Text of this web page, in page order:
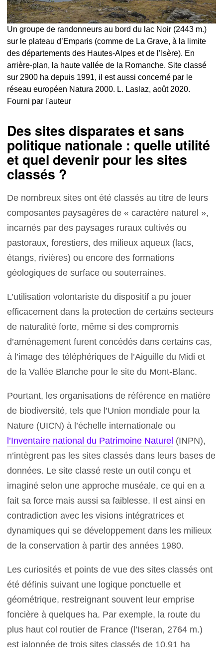
Un groupe de randonneurs au bord du lac Noir (2443 m.)
sur le plateau d’Emparis (comme de La Grave, à la limite
des départements des Hautes-Alpes et de l’Isère). En
arrière-plan, la haute vallée de la Romanche. Site classé
sur 2900 ha depuis 1991, il est aussi concerné par le
réseau européen Natura 2000. L. Laslaz, août 2020.
Fourni par l'auteur
Des sites disparates et sans
politique nationale : quelle utilité
et quel devenir pour les sites
classés ?
De nombreux sites ont été classés au titre de leurs
composantes paysagères de « caractère naturel »,
incarnés par des paysages ruraux cultivés ou
pastoraux, forestiers, des milieux aqueux (lacs,
étangs, rivières) ou encore des formations
géologiques de surface ou souterraines.
L’utilisation volontariste du dispositif a pu jouer
efficacement dans la protection de certains secteurs
de naturalité forte, même si des compromis
d’aménagement furent concédés dans certains cas,
à l’image des téléphériques de l’Aiguille du Midi et
de la Vallée Blanche pour le site du Mont-Blanc.
Pourtant, les organisations de référence en matière
de biodiversité, tels que l’Union mondiale pour la
Nature (UICN) à l’échelle internationale ou
l’Inventaire national du Patrimoine Naturel (INPN),
n’intègrent pas les sites classés dans leurs bases de
données. Le site classé reste un outil conçu et
imaginé selon une approche muséale, ce qui en a
fait sa force mais aussi sa faiblesse. Il est ainsi en
contradiction avec les visions intégratrices et
dynamiques qui se développement dans les milieux
de la conservation à partir des années 1980.
Les curiosités et points de vue des sites classés ont
été définis suivant une logique ponctuelle et
géométrique, restreignant souvent leur emprise
foncière à quelques ha. Par exemple, la route du
plus haut col routier de France (l’Iseran, 2764 m.)
est jalonnée de trois sites classés de 10,91 ha